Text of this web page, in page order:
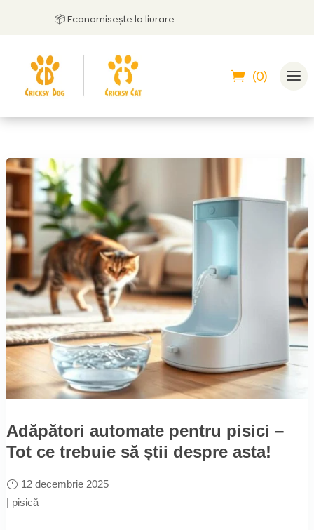
📦 Economisește la livrare
(0)
Adăpători automate pentru pisici –
Tot ce trebuie să știi despre asta!
12 decembrie 2025
| pisică